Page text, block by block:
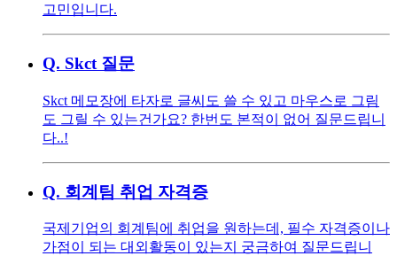
고민입니다.
Q. Skct 질문
Skct 메모장에 타자로 글씨도 쓸 수 있고 마우스로 그림
도 그릴 수 있는건가요? 한번도 본적이 없어 질문드립니
다..!
Q. 회계팀 취업 자격증
국제기업의 회계팀에 취업을 원하는데, 필수 자격증이나
가점이 되는 대외활동이 있는지 궁금하여 질문드립니